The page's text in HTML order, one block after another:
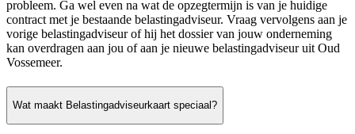
probleem. Ga wel even na wat de opzegtermijn is van je huidige
contract met je bestaande belastingadviseur. Vraag vervolgens aan je
vorige belastingadviseur of hij het dossier van jouw onderneming
kan overdragen aan jou of aan je nieuwe belastingadviseur uit Oud
Vossemeer.
Wat maakt Belastingadviseurkaart speciaal?